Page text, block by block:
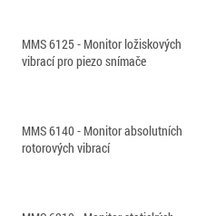
MMS 6125 - Monitor ložiskových
vibrací pro piezo snímače
MMS 6140 - Monitor absolutních
rotorových vibrací